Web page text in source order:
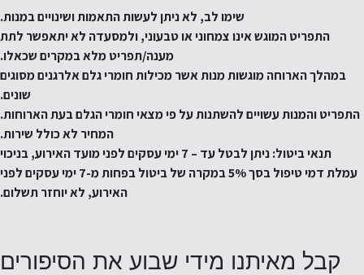
שימו לב, לא ניתן לעשות התאמות ושינויים במנות.
התפריט המוגש אינו צמחוני או טבעוני, ולמסעדה לא יתאפשר לתת
מענה/תפריט מלא במקרים שכאלו.
במהלך הארוחה מוגשות מנות אשר מכילות חומרי גלם אלרגנים מסוגים
שונים.
התפריט והמנות עשויים להשתנות על פי מצאי חומרי הגלם בעת הארוחות.
המחיר לא כולל שירות.
תנאי ביטול: ניתן לבטל עד – 7 ימי עסקים לפני מועד האירוע, בניכוי
עמלת דמי טיפול בסך 5% במקרה של ביטול בפחות מ-7 ימי עסקים לפני
האירוע, לא יוחזר תשלום.
קבל מאיתנו מידי שבוע את הסיפורים